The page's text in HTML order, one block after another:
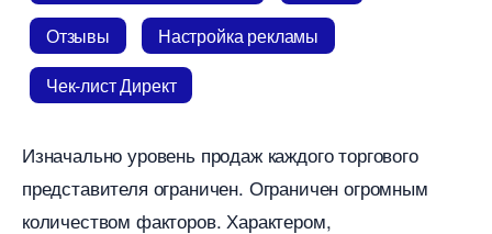
Отзывы
Настройка рекламы
Чек-лист Директ
Изначально уровень продаж каждого торгового
представителя ограничен. Ограничен огромным
количеством факторов. Характером,